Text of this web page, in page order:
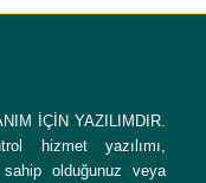
İÇİN YAZILIMDIR.
hizmet yazılımı,
sahip olduğunuz veya